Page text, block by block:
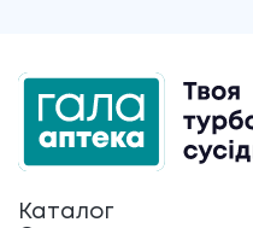
Каталог